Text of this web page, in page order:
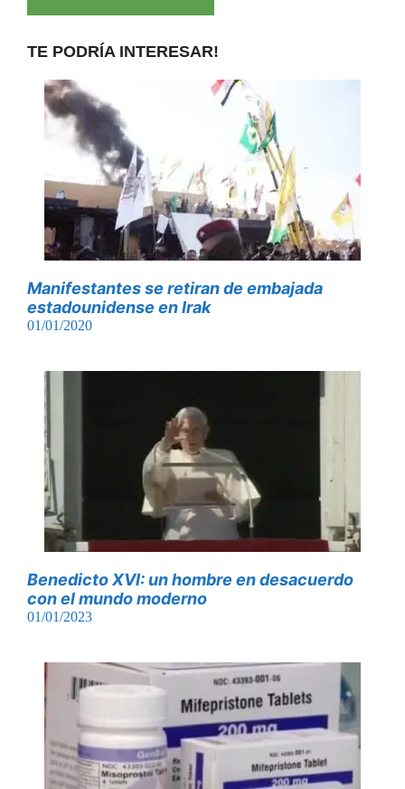
TE PODRÍA INTERESAR!
Manifestantes se retiran de embajada
estadounidense en Irak
01/01/2020
Benedicto XVI: un hombre en desacuerdo
con el mundo moderno
01/01/2023